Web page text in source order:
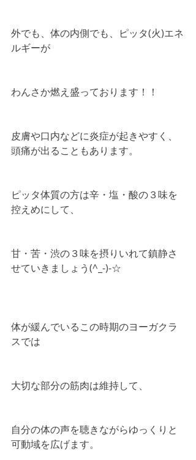
外でも、体の内側でも、ピッタ(火)エネ
ルギーが
わんさか燃え盛っております！！
皮膚や口内などに炎症が起きやすく、
頭痛が出ることもあります。
ピッタ体質の方は辛・塩・酸の３味を
控えめにして、
甘・苦・渋の３味を摂りいれて鎮静さ
せていきましょう(^_-)-☆
体が緩んでいるこの時期のヨーガクラ
スでは
大切な部分の筋肉は維持して、
自分の体の声を聴きながらゆっくりと
可動域を広げます。